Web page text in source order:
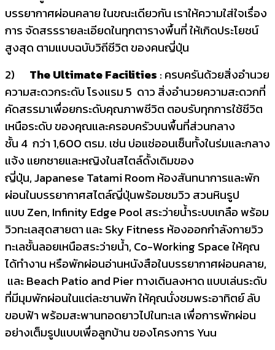
บรรยากาศผ่อนคลาย ในขณะเดียวกัน เราให้ความใส่ใจเรื่อง
การ จัดสรรรายละเอียดในทุกตารางพื้นที่ ให้เกิดประโยชน์
สูงสุด ตามแบบฉบับวิถีชีวิต ของคนญี่ปุ่น
2) The Ultimate Facilities : ครบครันด้วยสิ่งอำนวย
ความสะดวกระดับ โรงแรม 5 ดาว สิ่งอำนวยความสะดวกที่
คัดสรรมาเพื่อยกระดับคุณภาพชีวิต ตอบรับทุกการใช้ชีวิต
เหนือระดับ ของคุณและครอบครัวบนพื้นที่ส่วนกลาง
ชั้น 4 กว่า 1,600 ตรม. เช่น บ่อแช่ออนเซ็นทั้งในร่มและกลาง
แจ้ง แยกชายและหญิงในสไตล์ดั้งเดิมของ
ญี่ปุ่น, Japanese Tatami Room ห้องสันทนาการและพัก
ผ่อนในบรรยากาศสไตล์ญี่ปุ่นพร้อมชมวิว สวนหินรูป
แบบ Zen, Infinity Edge Pool สระว่ายน้ำระบบเกลือ พร้อม
วิวทะเลสุดสายตา และ Sky Fitness ห้องออกกำลังกายวิว
ทะเลชั้นลอยเหนือสระว่ายน้ำ, Co-Working Space ให้คุณ
ได้ทำงาน หรือพักผ่อนอ่านหนังสือในบรรยากาศผ่อนคลาย,
และ Beach Patio and Pier ทางเดินลงหาด แบบเล่นระดับ
ที่มีมุมพักผ่อนในแต่ละชานพัก ให้คุณนั่งชมพระอาทิตย์ ลับ
ขอบฟ้า พร้อมสะพานทอดยาวไปในทะเล เพื่อการพักผ่อน
อย่างเต็มรูปแบบเพื่อลูกบ้าน ของโครงการ Yuu